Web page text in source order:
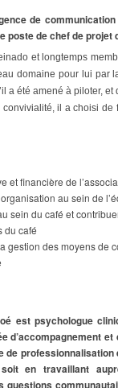
de
poste de chef de projet
et longtemps
domaine pour lui par
a été amené à piloter,
convivialité, il a choisi
et financière de
au sein de
sein du café et
du café
gestion des moyens de
est psychologue
d’accompagnement
de
en travaillant
questions